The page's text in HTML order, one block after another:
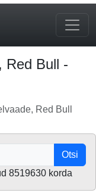
Red Bull -
Red Bull
Otsi
8519630 korda